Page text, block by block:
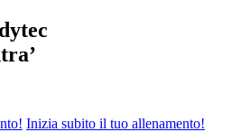
Inizia subito il tuo allenamento!